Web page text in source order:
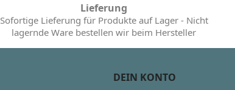
Lieferung
Sofortige Lieferung für Produkte auf Lager - Nicht
lagernde Ware bestellen wir beim Hersteller
DEIN KONTO